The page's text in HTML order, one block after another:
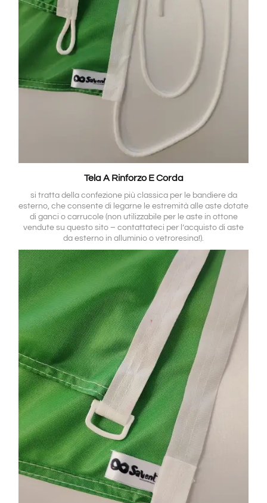
Tela A Rinforzo E Corda
si tratta della confezione più classica per le bandiere da
esterno, che consente di legarne le estremità alle aste dotate
di ganci o carrucole (non utilizzabile per le aste in ottone
vendute su questo sito – contattateci per l’acquisto di aste
da esterno in alluminio o vetroresina!).